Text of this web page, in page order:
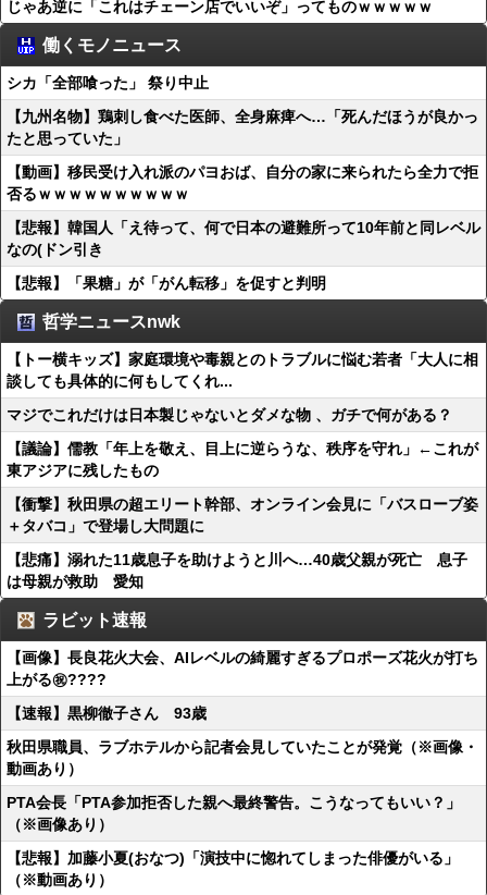
じゃあ逆に「これはチェーン店でいいぞ」ってものｗｗｗｗｗ
働くモノニュース
シカ「全部喰った」 祭り中止
【九州名物】鶏刺し食べた医師、全身麻痺へ…「死んだほうが良かっ
たと思っていた」
【動画】移民受け入れ派のパヨおば、自分の家に来られたら全力で拒
否るｗｗｗｗｗｗｗｗｗｗ
【悲報】韓国人「え待って、何で日本の避難所って10年前と同レベル
なの(ドン引き
【悲報】「果糖」が「がん転移」を促すと判明
哲学ニュースnwk
【トー横キッズ】家庭環境や毒親とのトラブルに悩む若者「大人に相
談しても具体的に何もしてくれ...
マジでこれだけは日本製じゃないとダメな物 、ガチで何がある？
【議論】儒教「年上を敬え、目上に逆らうな、秩序を守れ」←これが
東アジアに残したもの
【衝撃】秋田県の超エリート幹部、オンライン会見に「バスローブ姿
＋タバコ」で登場し大問題に
【悲痛】溺れた11歳息子を助けようと川へ…40歳父親が死亡 息子
は母親が救助 愛知
ラビット速報
【画像】長良花火大会、AIレベルの綺麗すぎるプロポーズ花火が打ち
上がる㊗????
【速報】黒柳徹子さん 93歳
秋田県職員、ラブホテルから記者会見していたことが発覚（※画像・
動画あり）
PTA会長「PTA参加拒否した親へ最終警告。こうなってもいい？」
（※画像あり）
【悲報】加藤小夏(おなつ)「演技中に惚れてしまった俳優がいる」
（※動画あり）